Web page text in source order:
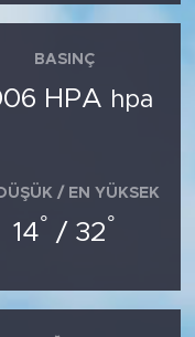
BASINÇ
HPA hpa
/ EN YÜKSEK
14° / 32°